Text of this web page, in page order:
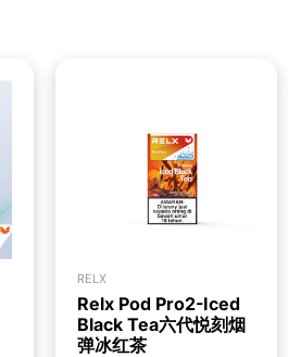
RELX
Relx Pod Pro2-Iced
Black Tea六代悦刻烟
弹冰红茶